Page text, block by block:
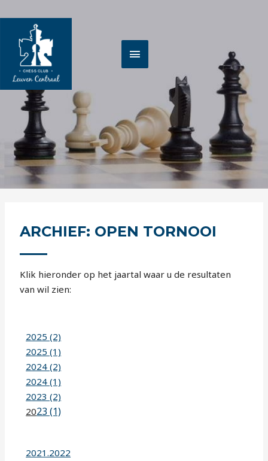
naar
inhoud
ARCHIEF: OPEN TORNOOI
Klik hieronder op het jaartal waar u de resultaten
van wil zien:
2025 (2)
2025 (1)
2024 (2)
2024 (1)
2023 (2)
2023 (1)
2021.2022